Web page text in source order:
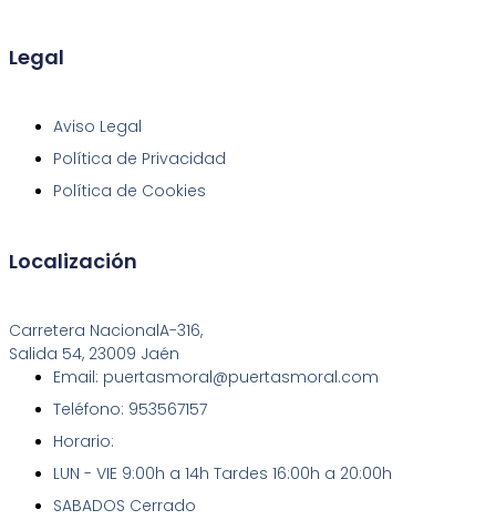
Legal
Aviso Legal
Política de Privacidad
Política de Cookies
Localización
Carretera NacionalA-316,
Salida 54, 23009 Jaén
Email: puertasmoral@puertasmoral.com
Teléfono: 953567157
Horario:
LUN - VIE 9:00h a 14h Tardes 16:00h a 20:00h
SABADOS Cerrado